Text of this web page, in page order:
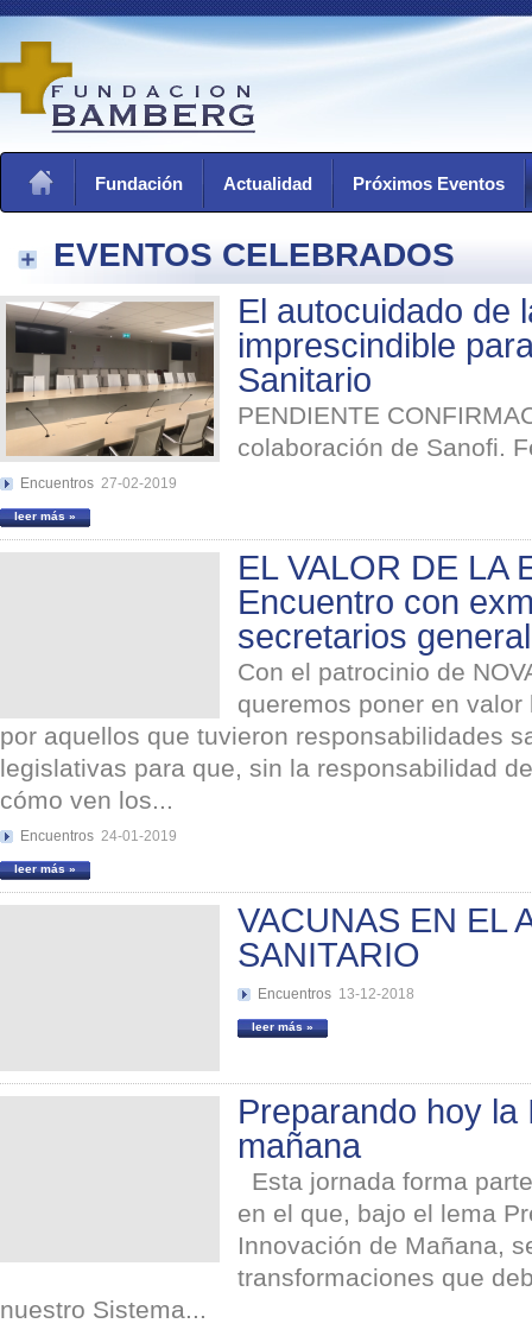
Fundación Actualidad Próximos Eventos
EVENTOS CELEBRADOS
El autocuidado de
imprescindible
Sanitario
PENDIENTE
colaboración de Sanofi.
Encuentros 27-02-2019
leer más »
EL VALOR DE LA
Encuentro con
secretarios
Con el patrocinio de
queremos poner en
por aquellos que tuvieron responsabilidades
legislativas para que, sin la responsabilidad
cómo ven los...
Encuentros 24-01-2019
leer más »
VACUNAS EN EL
SANITARIO
Encuentros 13-12-2018
leer más »
Preparando hoy la
mañana
Esta jornada forma
en el que, bajo el lema
Innovación de Mañana,
transformaciones que
nuestro Sistema...